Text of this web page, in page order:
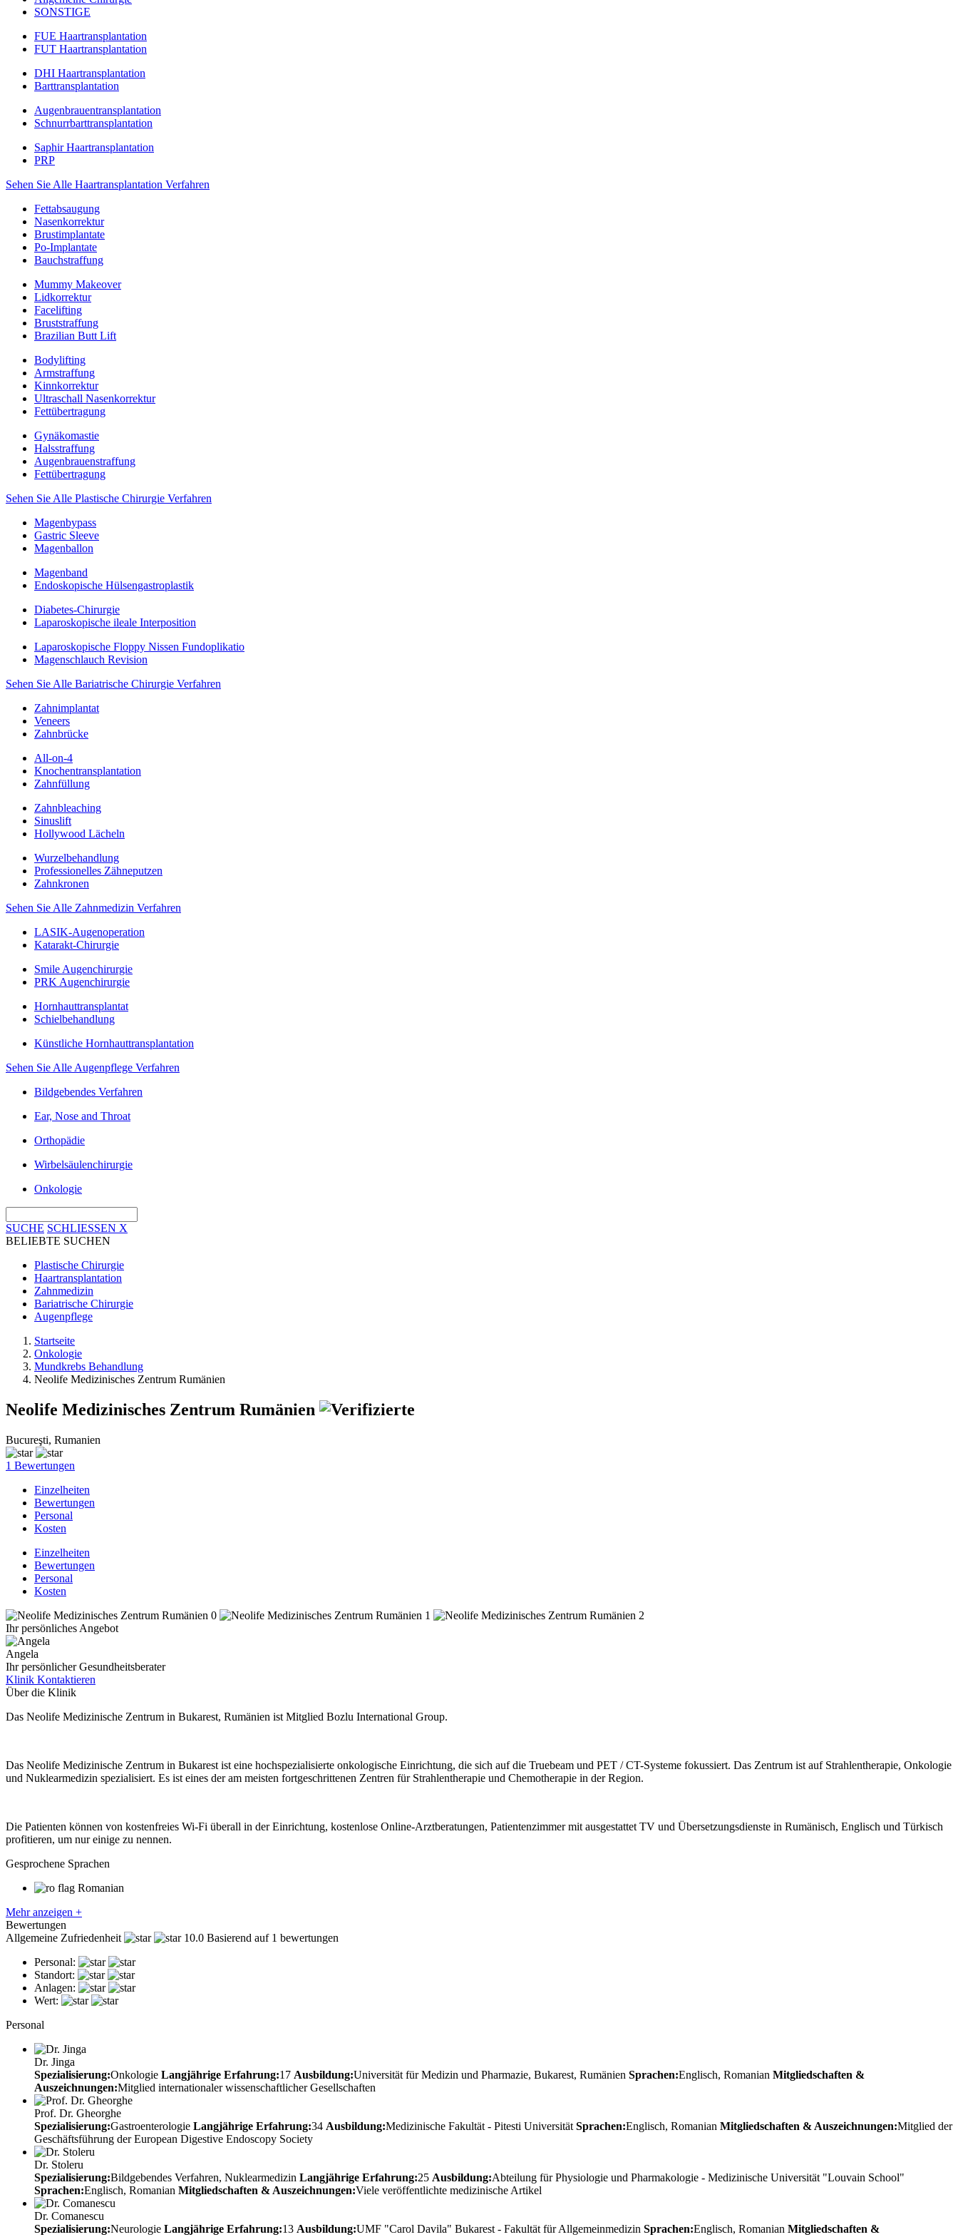
SONSTIGE
FUE Haartransplantation
FUT Haartransplantation
DHI Haartransplantation
Barttransplantation
Augenbrauentransplantation
Schnurrbarttransplantation
Saphir Haartransplantation
PRP
Sehen Sie Alle Haartransplantation Verfahren
Fettabsaugung
Nasenkorrektur
Brustimplantate
Po-Implantate
Bauchstraffung
Mummy Makeover
Lidkorrektur
Facelifting
Bruststraffung
Brazilian Butt Lift
Bodylifting
Armstraffung
Kinnkorrektur
Ultraschall Nasenkorrektur
Fettübertragung
Gynäkomastie
Halsstraffung
Augenbrauenstraffung
Fettübertragung
Sehen Sie Alle Plastische Chirurgie Verfahren
Magenbypass
Gastric Sleeve
Magenballon
Magenband
Endoskopische Hülsengastroplastik
Diabetes-Chirurgie
Laparoskopische ileale Interposition
Laparoskopische Floppy Nissen Fundoplikatio
Magenschlauch Revision
Sehen Sie Alle Bariatrische Chirurgie Verfahren
Zahnimplantat
Veneers
Zahnbrücke
All-on-4
Knochentransplantation
Zahnfüllung
Zahnbleaching
Sinuslift
Hollywood Lächeln
Wurzelbehandlung
Professionelles Zähneputzen
Zahnkronen
Sehen Sie Alle Zahnmedizin Verfahren
LASIK-Augenoperation
Katarakt-Chirurgie
Smile Augenchirurgie
PRK Augenchirurgie
Hornhauttransplantat
Schielbehandlung
Künstliche Hornhauttransplantation
Sehen Sie Alle Augenpflege Verfahren
Bildgebendes Verfahren
Ear, Nose and Throat
Orthopädie
Wirbelsäulenchirurgie
Onkologie
SUCHE SCHLIESSEN X
BELIEBTE SUCHEN
Plastische Chirurgie
Haartransplantation
Zahnmedizin
Bariatrische Chirurgie
Augenpflege
Startseite
Onkologie
Mundkrebs Behandlung
Neolife Medizinisches Zentrum Rumänien
Neolife Medizinisches Zentrum Rumänien
Bucureşti, Rumanien
1 Bewertungen
Einzelheiten
Bewertungen
Personal
Kosten
Einzelheiten
Bewertungen
Personal
Kosten
Ihr persönliches Angebot
Angela
Ihr persönlicher Gesundheitsberater
Klinik Kontaktieren
Über die Klinik
Das Neolife Medizinische Zentrum in Bukarest, Rumänien ist Mitglied Bozlu International Group.
Das Neolife Medizinische Zentrum in Bukarest ist eine hochspezialisierte onkologische Einrichtung, die sich auf die Truebeam und PET / CT-Systeme fokussiert. Das Zentrum ist auf Strahlentherapie, Onkologie
und Nuklearmedizin spezialisiert. Es ist eines der am meisten fortgeschrittenen Zentren für Strahlentherapie und Chemotherapie in der Region.
Die Patienten können von kostenfreies Wi-Fi überall in der Einrichtung, kostenlose Online-Arztberatungen, Patientenzimmer mit ausgestattet TV und Übersetzungsdienste in Rumänisch, Englisch und Türkisch
profitieren, um nur einige zu nennen.
Gesprochene Sprachen
Romanian
Mehr anzeigen +
Bewertungen
Allgemeine Zufriedenheit
10.0 Basierend auf 1 bewertungen
Personal:
Standort:
Anlagen:
Wert:
Personal
Dr. Jinga
Spezialisierung:Onkologie Langjährige Erfahrung:17 Ausbildung:Universität für Medizin und Pharmazie, Bukarest, Rumänien Sprachen:Englisch, Romanian Mitgliedschaften &
Auszeichnungen:Mitglied internationaler wissenschaftlicher Gesellschaften
Prof. Dr. Gheorghe
Spezialisierung:Gastroenterologie Langjährige Erfahrung:34 Ausbildung:Medizinische Fakultät - Pitesti Universität Sprachen:Englisch, Romanian Mitgliedschaften & Auszeichnungen:Mitglied der
Geschäftsführung der European Digestive Endoscopy Society
Dr. Stoleru
Spezialisierung:Bildgebendes Verfahren, Nuklearmedizin Langjährige Erfahrung:25 Ausbildung:Abteilung für Physiologie und Pharmakologie - Medizinische Universität "Louvain School"
Sprachen:Englisch, Romanian Mitgliedschaften & Auszeichnungen:Viele veröffentlichte medizinische Artikel
Dr. Comanescu
Spezialisierung:Neurologie Langjährige Erfahrung:13 Ausbildung:UMF "Carol Davila" Bukarest - Fakultät für Allgemeinmedizin Sprachen:Englisch, Romanian Mitgliedschaften &